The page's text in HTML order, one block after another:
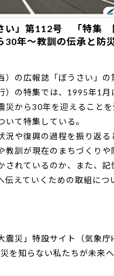
い」第112号 「特集
30年～教訓の伝承と防
）の広報誌「ぼうさい」の
）の特集では、1995年1月
災から30年を迎えることを
いて特集している。
況や復興の過程を振り返る
教訓が現在のまちづくりや
されているのか、また、記
伝えていくための取組につ
震災」特設サイト（気象庁
を知らない私たちが未来